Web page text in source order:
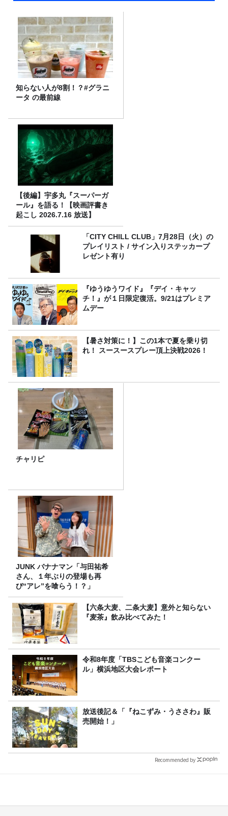
知らない人が8割！？#グラニ
ータ の最前線
【後編】宇多丸『スーパーガ
ール』を語る！【映画評書き
起こし 2026.7.16 放送】
「CITY CHILL CLUB」7月28日（火）の
プレイリスト / サイン入りステッカープ
レゼント有り
『ゆうゆうワイド』『デイ・キャッ
チ！』が１日限定復活。9/21はプレミア
ムデー
【暑さ対策に！】この1本で夏を乗り切
れ！ スースースプレー頂上決戦2026！
チャリピ
JUNK バナナマン「与田祐希
さん、１年ぶりの登場も再
び“アレ”を喰らう！？」
【六条大麦、二条大麦】意外と知らない
『麦茶』飲み比べてみた！
令和8年度「TBSこども音楽コンクー
ル」横浜地区大会レポート
放送後記＆「『ねこずみ・うささわ』販
売開始！」
Recommended by